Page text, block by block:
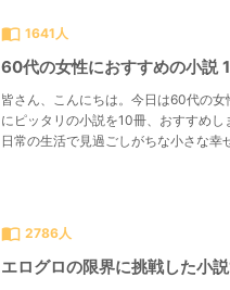
import_contacts 1641人
60代の女性におすすめの小説
皆さん、こんにちは。今日は60代の女
にピッタリの小説を10冊、おすすめし
日常の生活で見過ごしがちな小さな幸
import_contacts 2786人
エログロの限界に挑戦した小